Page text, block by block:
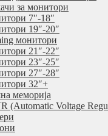
за монитори
7″-18″
19″-20″
монитори
21″-22″
23″-25″
27″-28″
32″+
меморија
(Automatic Voltage